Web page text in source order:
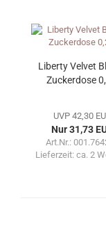
Liberty Velvet
Zuckerdose
UVP 42,30
Nur 31,73
Art.Nr.:
Lieferzeit: ca. 2